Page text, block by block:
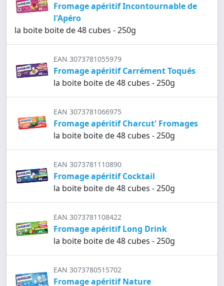
Fromage apéritif Incontournable de
l'Apéro
la boite boite de 48 cubes - 250g
EAN 3073781055979
Fromage apéritif Carrément Toqués
la boite boite de 48 cubes - 250g
EAN 3073781066975
Fromage apéritif Charcut' Fromages
la boite boite de 48 cubes - 250g
EAN 3073781110890
Fromage apéritif Cocktail
la boite boite de 48 cubes - 250g
EAN 3073781108422
Fromage apéritif Long Drink
la boite boite de 48 cubes - 250g
EAN 3073780515702
Fromage apéritif Nature